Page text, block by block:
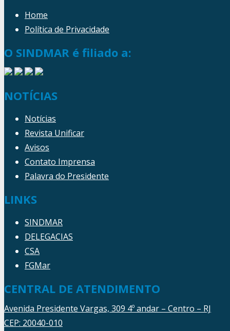
Home
Política de Privacidade
O SINDMAR é filiado a:
NOTÍCIAS
Notícias
Revista Unificar
Avisos
Contato Imprensa
Palavra do Presidente
LINKS
SINDMAR
DELEGACIAS
CSA
FGMar
CENTRAL DE ATENDIMENTO
Avenida Presidente Vargas, 309 4º andar – Centro – RJ
CEP: 20040-010